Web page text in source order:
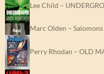
Lee Child –
Marc Olden –
Perry Rhodan – OLD